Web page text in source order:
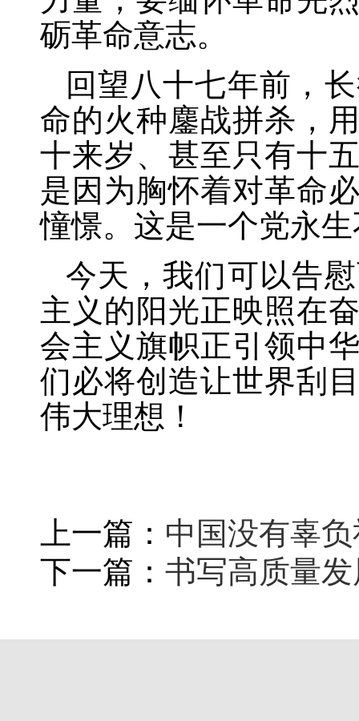
砺革命意志。
回望八十七年前，
命的火种鏖战拼杀，
十来岁、甚至只有十
是因为胸怀着对革命
憧憬。这是一个党永
今天，我们可以告
主义的阳光正映照在
会主义旗帜正引领中
们必将创造让世界刮
伟大理想！
上一篇： 中国没有辜
下一篇： 书写高质量